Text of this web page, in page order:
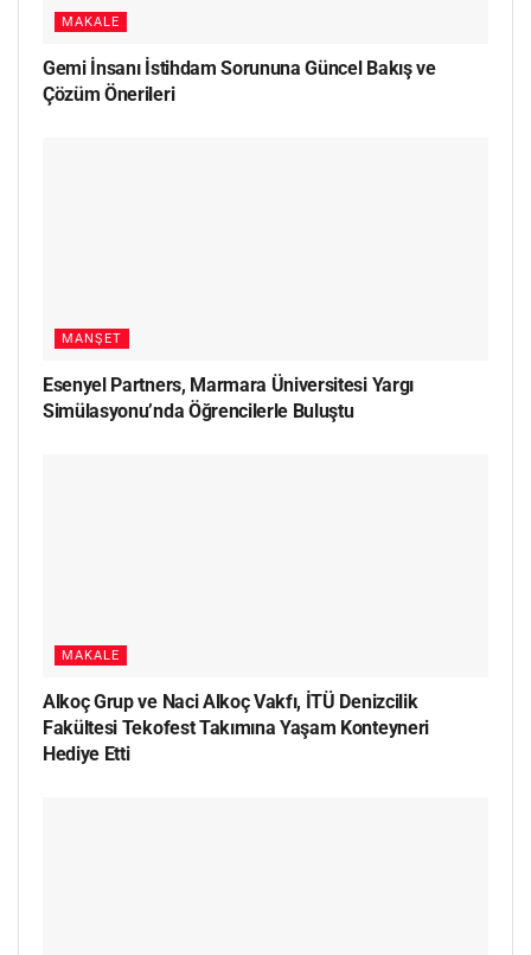
MAKALE
Gemi İnsanı İstihdam Sorununa Güncel Bakış ve
Çözüm Önerileri
MANŞET
Esenyel Partners, Marmara Üniversitesi Yargı
Simülasyonu’nda Öğrencilerle Buluştu
MAKALE
Alkoç Grup ve Naci Alkoç Vakfı, İTÜ Denizcilik
Fakültesi Tekofest Takımına Yaşam Konteyneri
Hediye Etti